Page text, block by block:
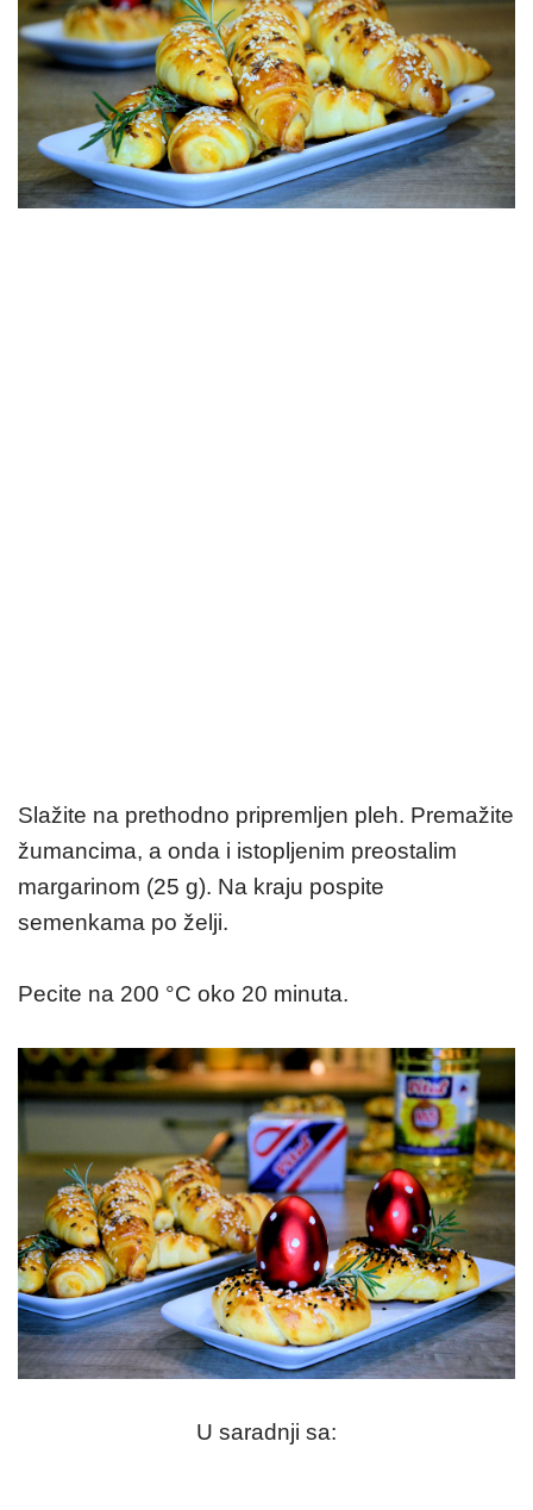
Slažite na prethodno pripremljen pleh. Premažite
žumancima, a onda i istopljenim preostalim
margarinom (25 g). Na kraju pospite
semenkama po želji.
Pecite na 200 °C oko 20 minuta.
U saradnji sa: